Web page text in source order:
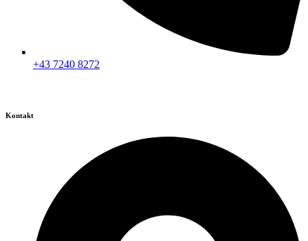
+43 7240 8272
Kontakt